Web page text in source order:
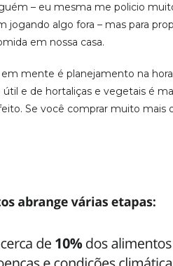
– eu mesma me policio
algo fora – mas para
em nossa casa.
mente é planejamento na
e de hortaliças e vegetais é
Se você comprar muito mais